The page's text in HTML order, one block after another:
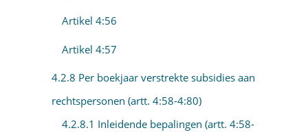
Artikel 4:56
Artikel 4:57
4.2.8 Per boekjaar verstrekte subsidies aan
rechtspersonen (artt. 4:58-4:80)
4.2.8.1 Inleidende bepalingen (artt. 4:58-